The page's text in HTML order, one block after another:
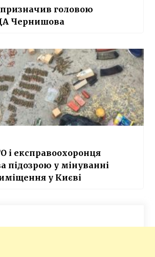
головою
Чернишова
і експравоохоронця
підозрою у мінуванні
у Києві